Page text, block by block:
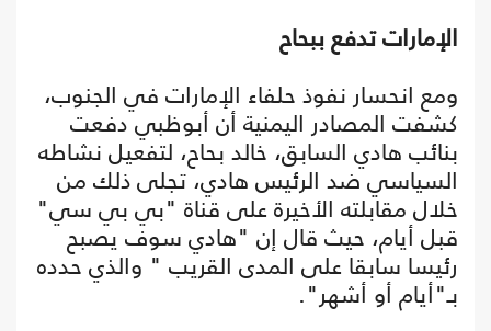
الإمارات تدفع ببحاح
ومع انحسار نفوذ حلفاء الإمارات في الجنوب،
كشفت المصادر اليمنية أن أبوظبي دفعت
بنائب هادي السابق، خالد بحاح، لتفعيل نشاطه
السياسي ضد الرئيس هادي، تجلى ذلك من
خلال مقابلته الأخيرة على قناة "بي بي سي"
قبل أيام، حيث قال إن "هادي سوف يصبح
رئيسا سابقا على المدى القريب " والذي حدده
بـ"أيام أو أشهر".